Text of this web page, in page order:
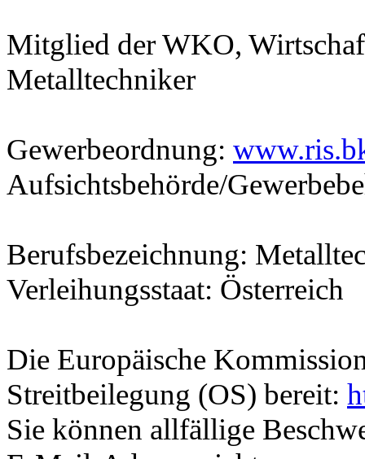
Mitglied der WKO,
Metalltechniker
Gewerbeordnung:
Aufsichtsbehörde/
Berufsbezeichnung:
Verleihungsstaat: Österreich
Die Europäische
Streitbeilegung (OS) bereit:
Sie können allfällige